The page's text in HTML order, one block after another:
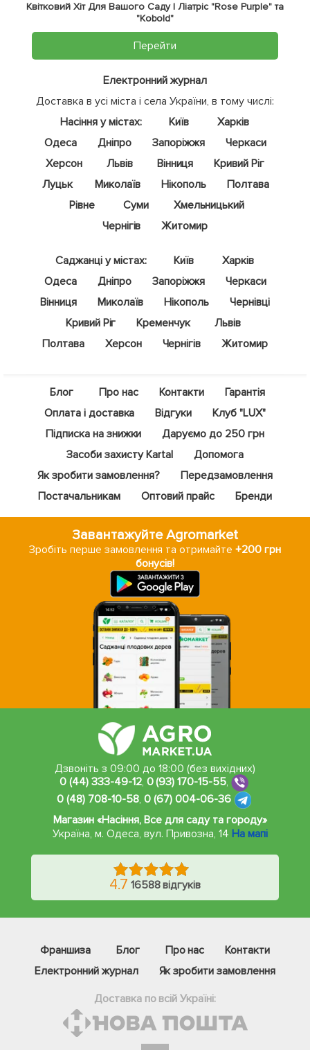
Квітковий Хіт Для Вашого Саду | Ліатріс "Rose Purple" та
"Kobold"
Перейти
Електронний журнал
Доставка в усі міста і села України, в тому числі:
Насіння у містах:
Київ
Харків
Одеса
Дніпро Запоріжжя
Черкаси
Херсон
Львів Вінниця
Кривий Ріг
Луцьк
Миколаїв Нікополь
Полтава
Рівне
Суми
Хмельницький
Чернігів
Житомир
Саджанці у містах: Київ
Харків
Одеса
Дніпро Запоріжжя
Черкаси
Вінниця
Миколаїв Нікополь
Чернівці
Кривий Ріг
Кременчук
Львів
Полтава
Херсон Чернігів Житомир
Блог Про нас Контакти
Гарантія
Оплата і доставка
Відгуки
Клуб "LUX"
Підписка на знижки
Даруємо до 250 грн
Засоби захисту Kartal
Допомога
Як зробити замовлення?
Передзамовлення
Постачальникам
Оптовий прайс Бренди
Завантажуйте Agromarket
Зробіть перше замовлення та отримайте+200 грн
бонусів!
Дзвоніть з 09:00 до 18:00 (без вихідних)
0 (44) 333-49-12, 0 (93) 170-15-55,
0 (48) 708-10-58, 0 (67) 004-06-36
Магазин «Насіння, Все для саду та городу»
Україна, м. Одеса,вул. Привозна, 14 На мапі
4.7 16588 відгуків
Франшиза Блог Про нас
Контакти
Електронний журнал
Як зробити замовлення
Доставка по всій Україні: